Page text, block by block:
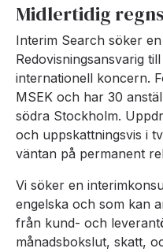
Midlertidig
Interim Search söker
Redovisningsansvarig
internationell koncern.
MSEK och har 30
södra Stockholm.
och uppskattningsvis i
väntan på permanent
Vi söker en
engelska och som kan
från kund- och
månadsbokslut, skatt,